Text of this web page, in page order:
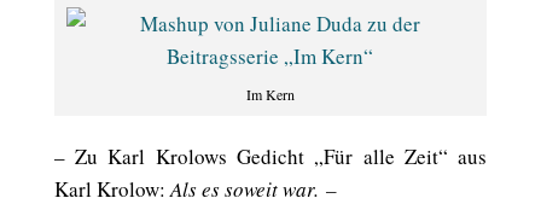
Im Kern
– Zu Karl Krolows Gedicht „Für alle Zeit“ aus
Karl Krolow:Als es soweit war. –